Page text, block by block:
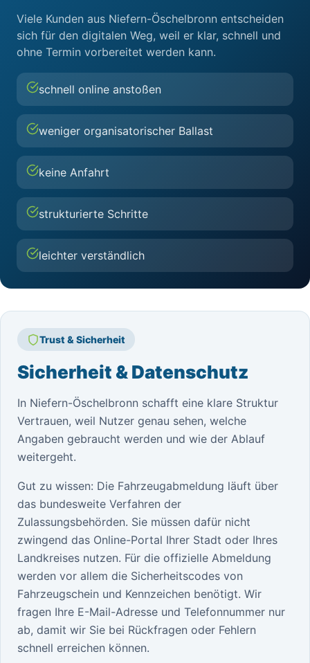
Viele Kunden aus Niefern-Öschelbronn entscheiden
sich für den digitalen Weg, weil er klar, schnell und
ohne Termin vorbereitet werden kann.
schnell online anstoßen
weniger organisatorischer Ballast
keine Anfahrt
strukturierte Schritte
leichter verständlich
Trust & Sicherheit
Sicherheit & Datenschutz
In Niefern-Öschelbronn schafft eine klare Struktur
Vertrauen, weil Nutzer genau sehen, welche
Angaben gebraucht werden und wie der Ablauf
weitergeht.
Gut zu wissen: Die Fahrzeugabmeldung läuft über
das bundesweite Verfahren der
Zulassungsbehörden. Sie müssen dafür nicht
zwingend das Online-Portal Ihrer Stadt oder Ihres
Landkreises nutzen. Für die offizielle Abmeldung
werden vor allem die Sicherheitscodes von
Fahrzeugschein und Kennzeichen benötigt. Wir
fragen Ihre E-Mail-Adresse und Telefonnummer nur
ab, damit wir Sie bei Rückfragen oder Fehlern
schnell erreichen können.